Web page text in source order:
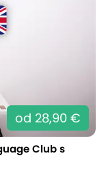
od 28,90 €
Club s